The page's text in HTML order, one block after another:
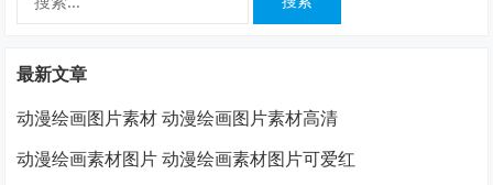
最新文章
动漫绘画图片素材 动漫绘画图片素材高清
动漫绘画素材图片 动漫绘画素材图片可爱红